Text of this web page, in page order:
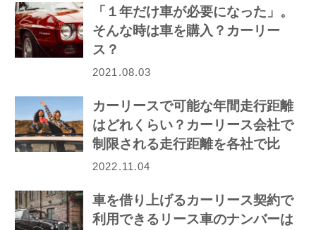
「１年だけ車が必要になった」。
そんな時は車を購入？カーリー
ス？
2021.08.03
カーリースで可能な年間走行距離
はどれくらい？カーリース会社で
制限される走行距離を各社で比
較！
2022.11.04
車を借り上げるカーリース契約で
利用できるリース車のナンバーは